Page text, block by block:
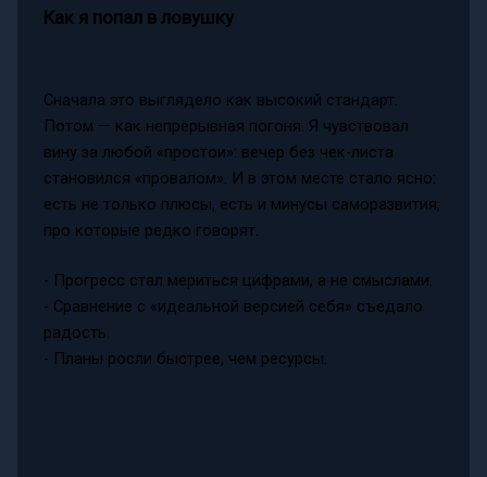
Как я попал в ловушку
Сначала это выглядело как высокий стандарт.
Потом — как непрерывная погоня. Я чувствовал
вину за любой «простои»: вечер без чек-листа
становился «провалом». И в этом месте стало ясно:
есть не только плюсы, есть и минусы саморазвития,
про которые редко говорят.
- Прогресс стал мериться цифрами, а не смыслами.
- Сравнение с «идеальной версией себя» съедало
радость.
- Планы росли быстрее, чем ресурсы.